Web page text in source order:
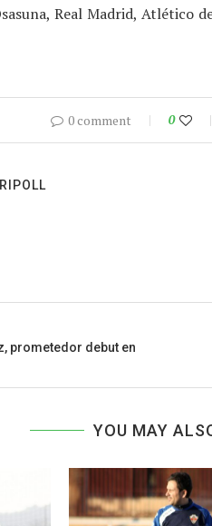
Real Madrid, Atlético
0 comment 0
prometedor debut en
YOU MAY